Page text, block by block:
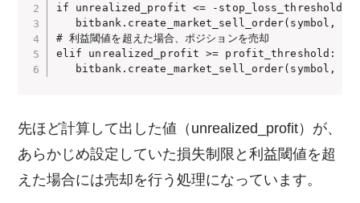
if unrealized_profit <= -stop_loss_threshold:
bitbank.create_market_sell_order(symbol,
# 利益閾値を超えた場合、ポジションを売却
elif unrealized_profit >= profit_threshold:
bitbank.create_market_sell_order(symbol,
先ほど計算して出した値（unrealized_profit）が、
あらかじめ設定していた損失制限と利益閾値を超
えた場合には売却を行う処理になっています。